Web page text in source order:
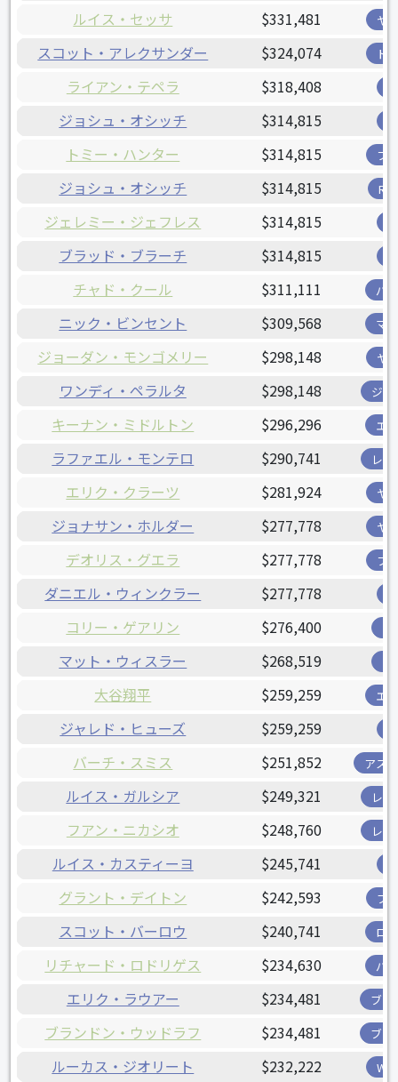
ルイス・セッサ $331,481 ヤ
スコット・アレクサンダー $324,074 ド
ライアン・テペラ $318,408
ジョシュ・オシッチ $314,815
トミー・ハンター $314,815 フ
ジョシュ・オシッチ $314,815 R
ジェレミー・ジェフレス $314,815
ブラッド・ブラーチ $314,815
チャド・クール $311,111 パ
ニック・ビンセント $309,568 マ
ジョーダン・モンゴメリー $298,148 ヤ
ワンディ・ペラルタ $298,148 ジャ
キーナン・ミドルトン $296,296 エ
ラファエル・モンテロ $290,741 レ
エリク・クラーツ $281,924 ヤ
ジョナサン・ホルダー $277,778 ヤ
デオリス・グエラ $277,778 フ
ダニエル・ウィンクラー $277,778
コリー・ゲアリン $276,400
マット・ウィスラー $268,519
大谷翔平 $259,259 エ
ジャレド・ヒューズ $259,259
バーチ・スミス $251,852 アス
ルイス・ガルシア $249,321 レ
フアン・ニカシオ $248,760 レ
ルイス・カスティーヨ $245,741
グラント・デイトン $242,593 ブ
スコット・バーロウ $240,741 ロ
リチャード・ロドリゲス $234,630 パ
エリク・ラウアー $234,481 ブリ
ブランドン・ウッドラフ $234,481 ブリ
ルーカス・ジオリート $232,222 W